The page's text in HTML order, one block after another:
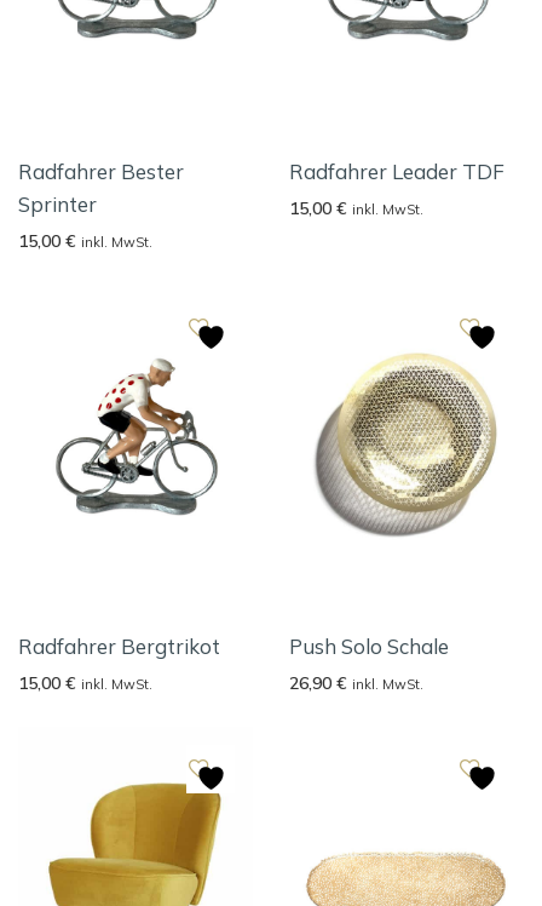
Radfahrer Bester
Sprinter
15,00 € inkl. MwSt.
Radfahrer Leader TDF
15,00 € inkl. MwSt.
Radfahrer Bergtrikot
15,00 € inkl. MwSt.
Push Solo Schale
26,90 € inkl. MwSt.